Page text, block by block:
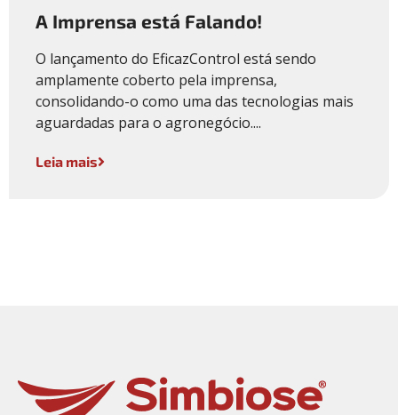
A Imprensa está Falando!
O lançamento do EficazControl está sendo
amplamente coberto pela imprensa,
consolidando-o como uma das tecnologias mais
aguardadas para o agronegócio....
Leia mais